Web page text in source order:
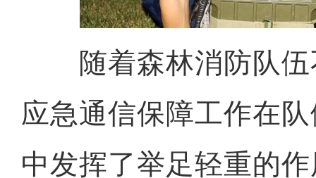
随着森林消防队伍
应急通信保障工作在
中发挥了举足轻重的